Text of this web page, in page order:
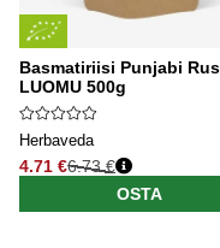
Basmatiriisi Punjabi
LUOMU 500g
Herbaveda
4.71 €
Normaali hinta
6.73 €
OSTA